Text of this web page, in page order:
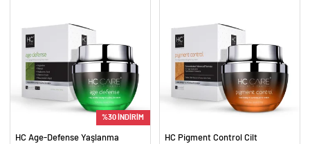
%30 İNDİRİM
HC Age-Defense Yaşlanma
HC Pigment Control Cilt